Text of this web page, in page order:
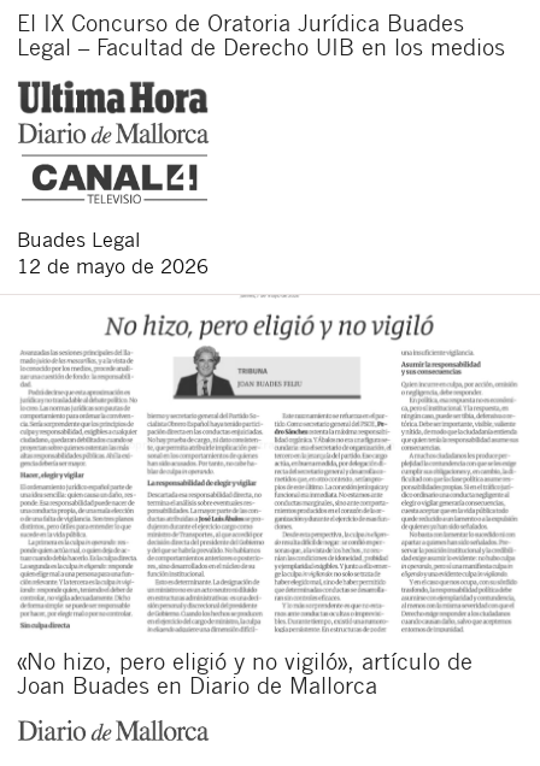
El IX Concurso de Oratoria Jurídica Buades
Legal – Facultad de Derecho UIB en los medios
Buades Legal
12 de mayo de 2026
«No hizo, pero eligió y no vigiló», artículo de
Joan Buades en Diario de Mallorca